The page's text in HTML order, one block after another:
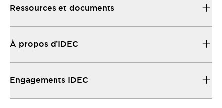
Ressources et documents
À propos d’IDEC
Engagements IDEC